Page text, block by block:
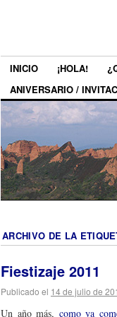
INICIO ¡HOLA!
ANIVERSARIO /
ARCHIVO DE LA
Fiestizaje 2011
Publicado el 14 de julio de
Un año más, como ya